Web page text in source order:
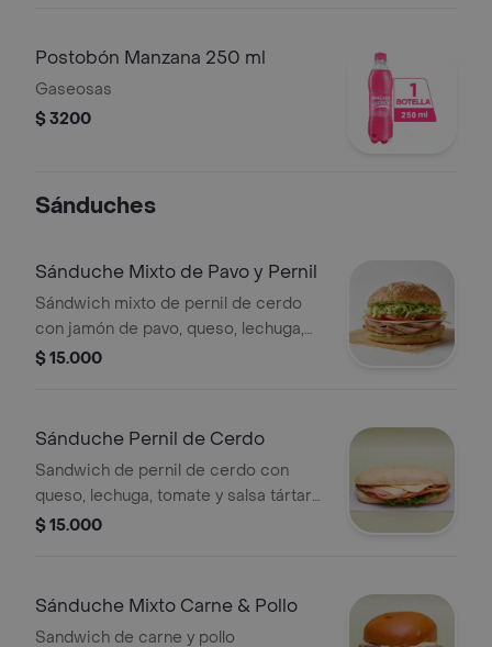
Postobón Manzana 250 ml
Gaseosas
$ 3200
Sánduches
Sánduche Mixto de Pavo y Pernil
Sándwich mixto de pernil de cerdo
con jamón de pavo, queso, lechuga,
tomate y salsa tártara, pan a elegir.
$ 15.000
Sánduche Pernil de Cerdo
Sandwich de pernil de cerdo con
queso, lechuga, tomate y salsa tártara,
pan a elegir.
$ 15.000
Sánduche Mixto Carne & Pollo
Sandwich de carne y pollo